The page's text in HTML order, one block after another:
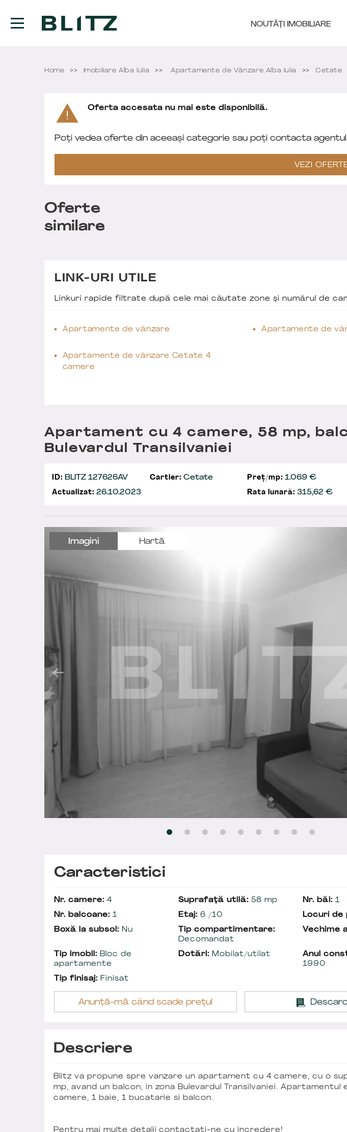
NOUTĂȚI IMOBILIARE
Home Imobiliare Alba Iulia Apartamente de Vânzare Alba Iulia Cetate
Oferta accesata nu mai este disponibilă.
Poți vedea oferte din aceeași categorie sau poți contacta
VEZI
Oferte
similare
LINK-URI UTILE
Linkuri rapide filtrate după cele mai căutate zone și numărul de
Apartamente de vânzare Apartamente de
Apartamente de vânzare Cetate 4
camere
Imagini Hartă
Apartament cu 4 camere, 58 mp,
Bulevardul Transilvaniei
ID: BLITZ 127626AV Cartier: Cetate Preț/mp: 1.069 €
Actualizat: 26.10.2023 Rata lunară:315,62 €
Caracteristici
Nr. camere: 4 Suprafață utilă: 58 mp Nr. băi: 1
Nr. balcoane: 1 Etaj: 6 /10 Locuri de
Boxă la subsol: Nu
Tip compartimentare:
Decomandat
Vechime
Tip imobil: Bloc de
apartamente
Dotări: Mobilat/utilat Anul
1990
Tip finisaj: Finisat
Anunță-mă când scade prețul
Descriere
Blitz va propune spre vanzare un apartament cu 4 camere, cu o
mp, avand un balcon, in zona Bulevardul Transilvaniei.
camere, 1 baie, 1 bucatarie si balcon.
Pentru mai multe detalii contactati-ne cu incredere!